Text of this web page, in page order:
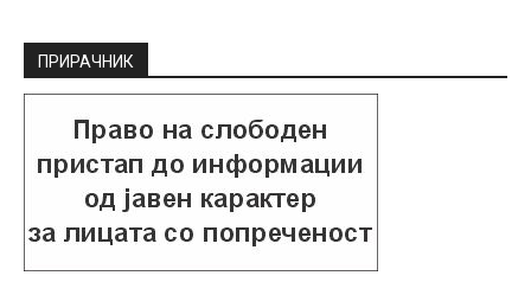
ПРИРАЧНИК